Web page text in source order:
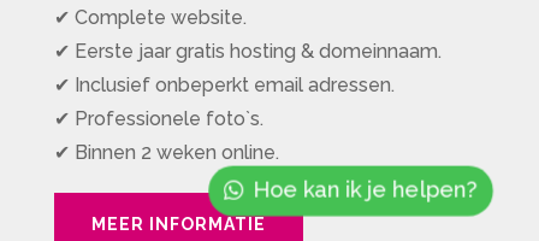
✔ Complete website.
✔ Eerste jaar gratis hosting & domeinnaam.
✔ Inclusief onbeperkt email adressen.
✔ Professionele foto`s.
✔ Binnen 2 weken online.
MEER INFORMATIE
Hoe kan ik je helpen?